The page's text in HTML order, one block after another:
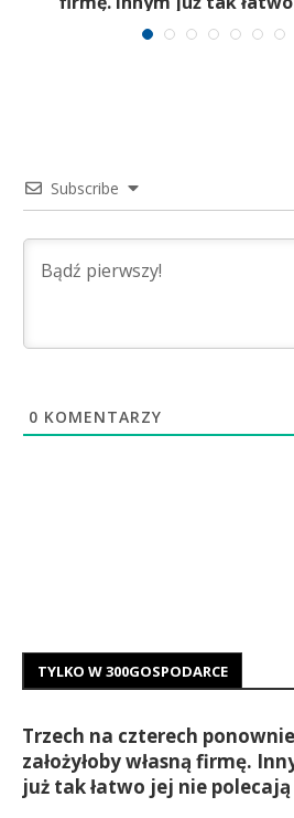
Subscribe
0 KOMENTARZY
TYLKO W 300GOSPODARCE
Trzech na czterech ponownie
założyłoby własną firmę.
już tak łatwo jej nie polecają